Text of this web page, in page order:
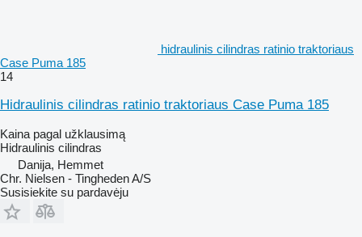
hidraulinis cilindras ratinio traktoriaus
Case Puma 185
14
Hidraulinis cilindras ratinio traktoriaus Case Puma 185
Kaina pagal užklausimą
Hidraulinis cilindras
Danija, Hemmet
Chr. Nielsen - Tingheden A/S
Susisiekite su pardavėju